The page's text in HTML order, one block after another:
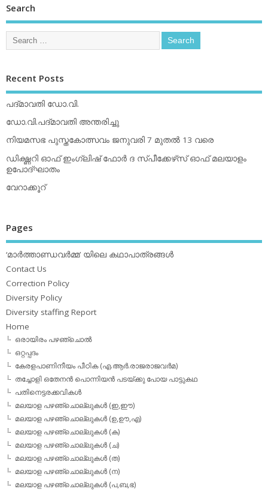
Search
Recent Posts
പദ്മാവതി ഡോ.വി.
ഡോ.വി.പദ്മാവതി അന്തരിച്ചു
നിയമസഭ പുസ്തകോത്സവം ജനുവരി 7 മുതല്‍ 13 വരെ
ഡിക്ഷ്ണറി ഓഫ് ഇംഗ്ലിഷ് ഫോര്‍ ദ സ്പീക്കേഴ്‌സ് ഓഫ് മലയാളം
ഉപോദ്ഘാതം
വേറാക്കൂറ്
Pages
‘മാര്‍ത്താണ്ഡവര്‍മ്മ’ യിലെ കഥാപാത്രങ്ങള്‍
Contact Us
Correction Policy
Diversity Policy
Diversity staffing Report
Home
ഒരായിരം പഴഞ്ചൊല്‍
ഒറ്റപ്പദം
കേരളപാണിനീയം പീഠിക (എ.ആര്‍.രാജരാജവര്‍മ)
തച്ചോളി ഒതേനൻ പൊന്നിയൻ പടയ്‌ക്കു പോയ പാട്ടുകഥ
പതിനെട്ടരക്കവികള്‍
മലയാള പഴഞ്ചൊല്ലുകള്‍ (ഇ,ഈ)
മലയാള പഴഞ്ചൊല്ലുകള്‍ (ഉ,ഊ,എ)
മലയാള പഴഞ്ചൊല്ലുകള്‍ (ക)
മലയാള പഴഞ്ചൊല്ലുകള്‍ (ച)
മലയാള പഴഞ്ചൊല്ലുകള്‍ (ത)
മലയാള പഴഞ്ചൊല്ലുകള്‍ (ന)
മലയാള പഴഞ്ചൊല്ലുകള്‍ (പ,ബ,ഭ)